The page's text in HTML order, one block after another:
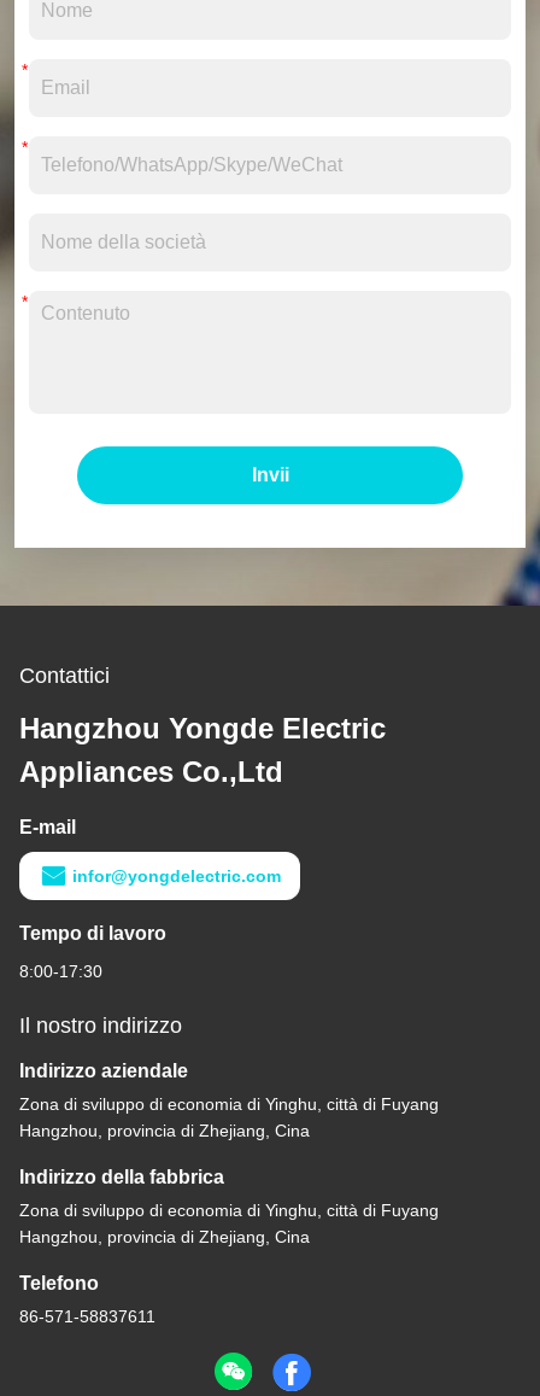
Invii
Contattici
Hangzhou Yongde Electric
Appliances Co.,Ltd
E-mail
infor@yongdelectric.com
Tempo di lavoro
8:00-17:30
Il nostro indirizzo
Indirizzo aziendale
Zona di sviluppo di economia di Yinghu, città di Fuyang
Hangzhou, provincia di Zhejiang, Cina
Indirizzo della fabbrica
Zona di sviluppo di economia di Yinghu, città di Fuyang
Hangzhou, provincia di Zhejiang, Cina
Telefono
86-571-58837611